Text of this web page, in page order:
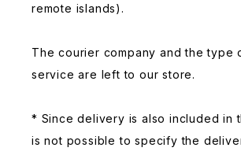
remote islands).
The courier company and the type
service are left to our store.
* Since delivery is also included in
is not possible to specify the